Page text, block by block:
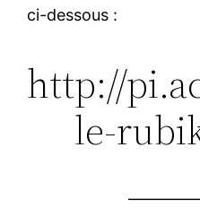
ci-dessous :
http://
le-